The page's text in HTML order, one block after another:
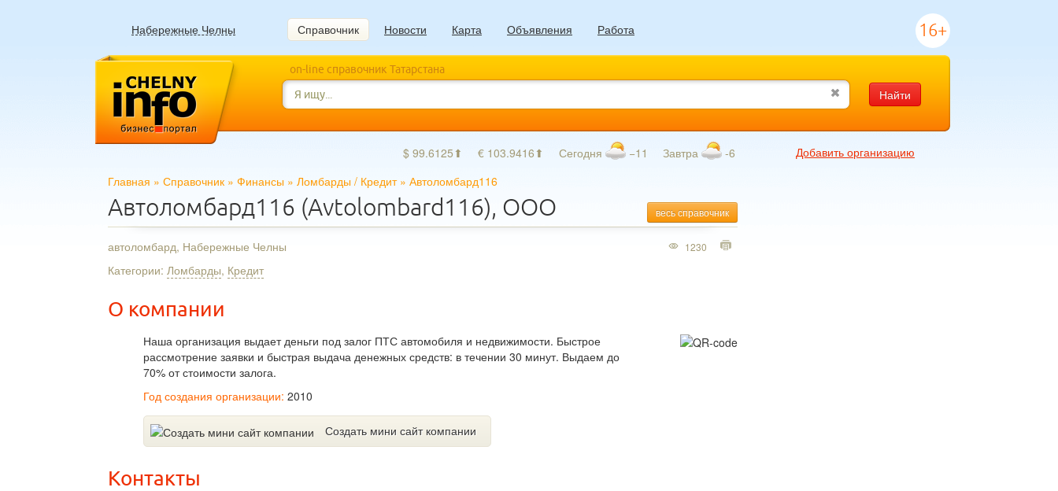
Набережные Челны Справочник Новости Карта Объявления Работа 16+
on-line справочник Татарстана
Найти
$ 99.6125⬆ € 103.9416⬆ Сегодня −11 Завтра -6
Добавить организацию
Главная » Справочник » Финансы » Ломбарды / Кредит» Автоломбард116
весь справочник
Автоломбард116 (Avtolombard116), ООО
автоломбард, Набережные Челны
Категории: Ломбарды, Кредит
О компании
Наша организация выдает деньги под залог ПТС автомобиля и недвижимости. Быстрое
рассмотрение заявки и быстрая выдача денежных средств: в течении 30 минут. Выдаем до
70% от стоимости залога.
Год создания организации: 2010
Создать мини сайт компании
1230
Контакты